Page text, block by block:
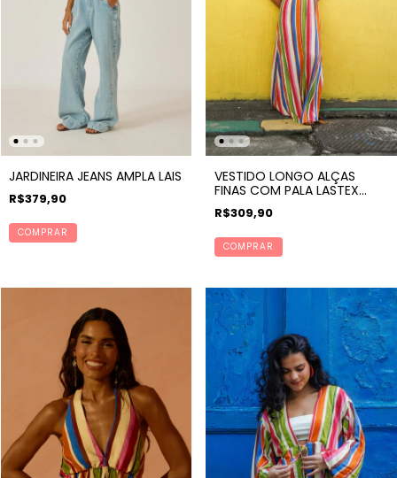
JARDINEIRA JEANS AMPLA LAIS
R$379,90
COMPRAR
VESTIDO LONGO ALÇAS
FINAS COM PALA LASTEX
ESTAMPA LISTRAS ANDES
R$309,90
COMPRAR